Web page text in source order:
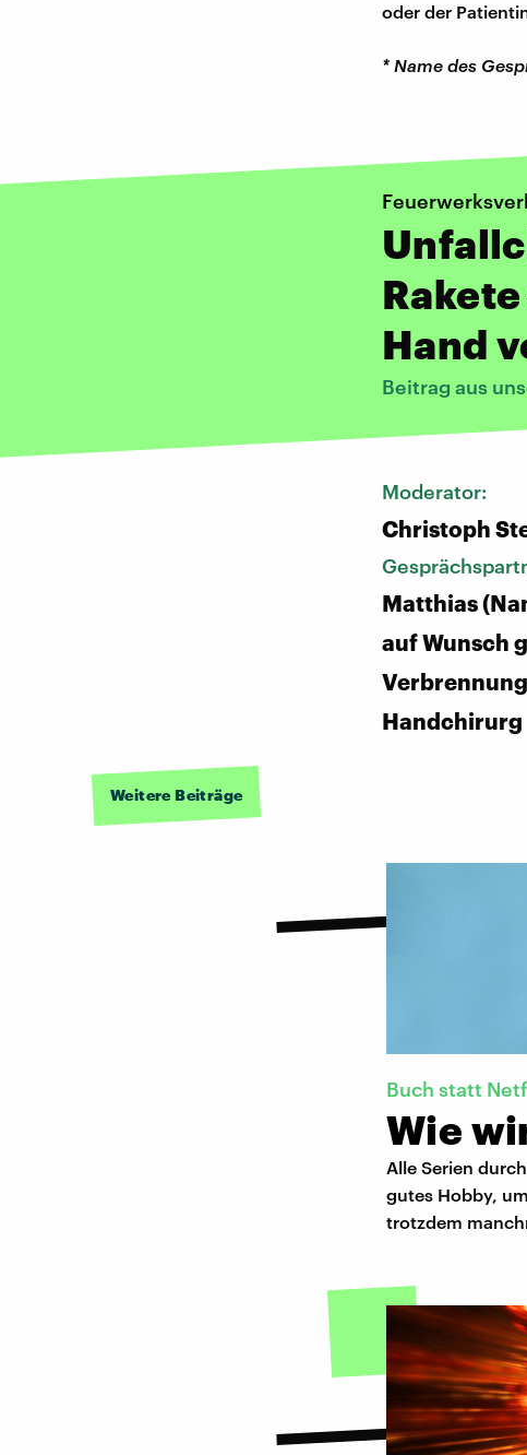
oder der
* Name des
Hand
Beitrag aus
Moderator:
Christoph
Matthias
auf Wunsch
Handchirurg
Weitere Beiträge
Buch statt
Wie
Alle Serien
gutes Hobby,
trotzdem